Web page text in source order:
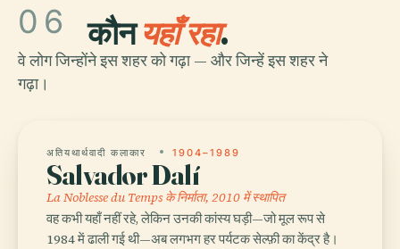
06 कौनयहाँ रहा.
वे लोग जिन्होंने इस शहर को गढ़ा — और जिन्हें इस शहर ने
गढ़ा।
अतियथार्थवादी कलाकार 1904–1989
Salvador Dalí
La Noblesse du Temps के निर्माता, 2010 में स्थापित
वह कभी यहाँ नहीं रहे, लेकिन उनकी कांस्य घड़ी—जो मूल रूप से
1984 में ढाली गई थी—अब लगभग हर पर्यटक सेल्फ़ी का केंद्र है।